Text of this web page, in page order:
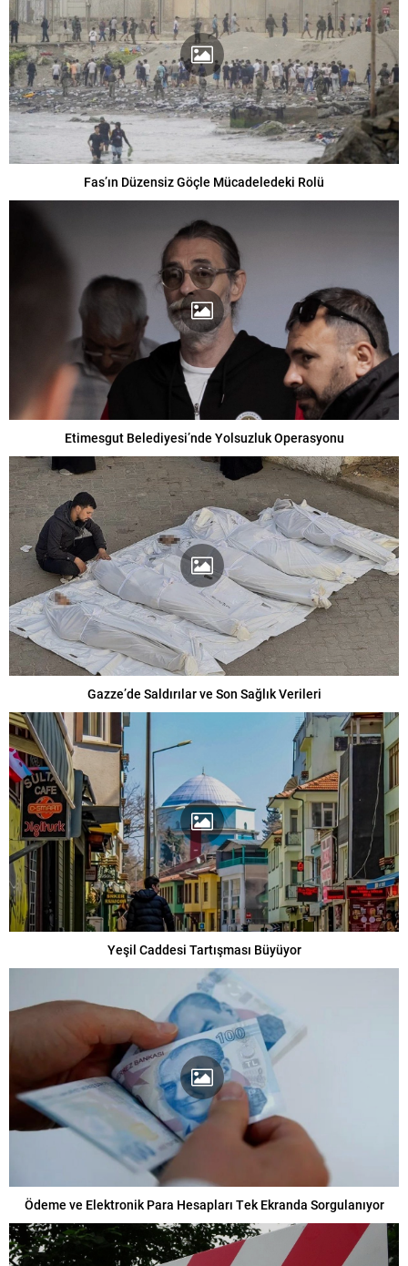
Fas’ın Düzensiz Göçle Mücadeledeki Rolü
Etimesgut Belediyesi’nde Yolsuzluk Operasyonu
Gazze’de Saldırılar ve Son Sağlık Verileri
Yeşil Caddesi Tartışması Büyüyor
Ödeme ve Elektronik Para Hesapları Tek Ekranda Sorgulanıyor